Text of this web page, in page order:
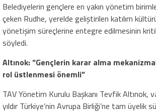
Belediyelerin gençlere en yakın yönetim
çeken Rudhe, yerelde geliştirilen katılım
yönetişim süreçlerine entegre edilmesinin kritik
söyledi.
Altınok: “Gençlerin karar alma
rol üstlenmesi önemli”
TAV Yönetim Kurulu Başkanı Tevfik Altınok,
yıldır Türkiye’nin Avrupa Birliği’ne tam üyelik